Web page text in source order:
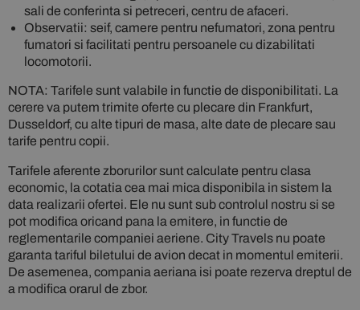
sali de conferinta si petreceri, centru de afaceri.
Observatii: seif, camere pentru nefumatori, zona pentru
fumatori si facilitati pentru persoanele cu dizabilitati
locomotorii.
NOTA: Tarifele sunt valabile in functie de disponibilitati. La
cerere va putem trimite oferte cu plecare din Frankfurt,
Dusseldorf, cu alte tipuri de masa, alte date de plecare sau
tarife pentru copii.
Tarifele aferente zborurilor sunt calculate pentru clasa
economic, la cotatia cea mai mica disponibila in sistem la
data realizarii ofertei. Ele nu sunt sub controlul nostru si se
pot modifica oricand pana la emitere, in functie de
reglementarile companiei aeriene. City Travels nu poate
garanta tariful biletului de avion decat in momentul emiterii.
De asemenea, compania aeriana isi poate rezerva dreptul de
a modifica orarul de zbor.